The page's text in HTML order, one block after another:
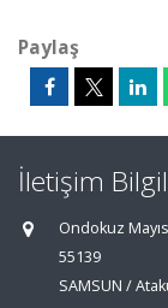
Paylaş
İletişim
Ondokuz
55139
SAMSUN /